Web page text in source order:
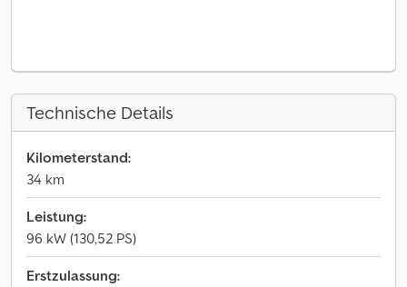
Technische Details
Kilometerstand:
34 km
Leistung:
96 kW (130,52 PS)
Erstzulassung: